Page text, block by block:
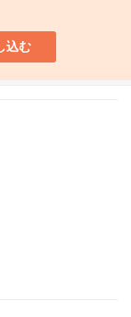
込む